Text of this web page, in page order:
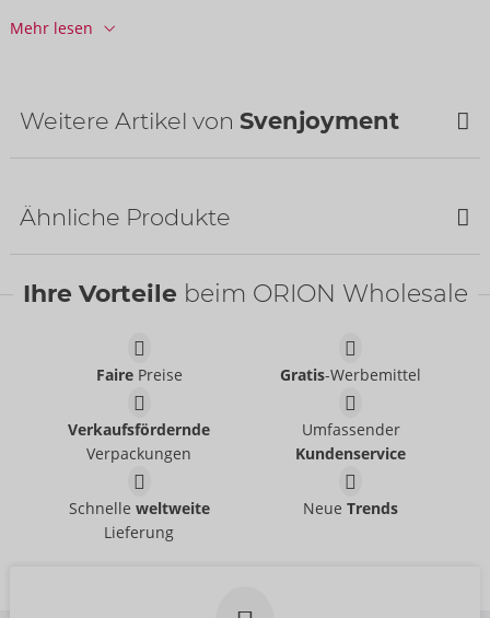
Barcode:
Verfügbarkeit
Mehr lesen
Weitere Artikel von Svenjoyment
Svenjoyment- ORION Brand
21004101701
Svenjoyment- ORION Brand
21336871711
44,95 €
Ähnliche Produkte
Pants
- ORION Brand
Pants
Ihre Vorteile beim ORION Wholesale
FairePreise Gratis-Werbemittel
Verkaufsfördernde
Verpackungen
Umfassender
Kundenservice
Schnelle weltweite
Lieferung
NeueTrends